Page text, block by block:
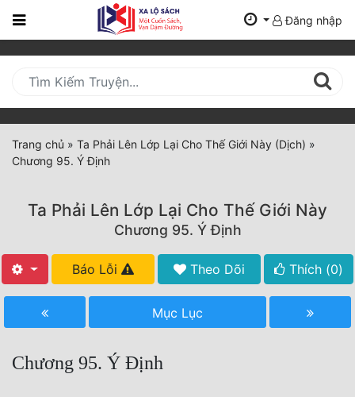
Trang
Mới
Cập
Nhật
(current)
Thể Loại
Tất Cả
Hoàn Thành
Đăng nhập
Trang chủ » Ta Phải Lên Lớp Lại Cho Thế Giới Này (Dịch) »
Chương 95. Ý Định
Ta Phải Lên Lớp Lại Cho Thế Giới Này
Chương 95. Ý Định
Báo Lỗi Theo Dõi Thích (0)
Mục Lục
Chương 95. Ý Định